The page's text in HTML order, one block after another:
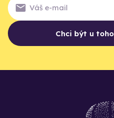
Chci být u toho